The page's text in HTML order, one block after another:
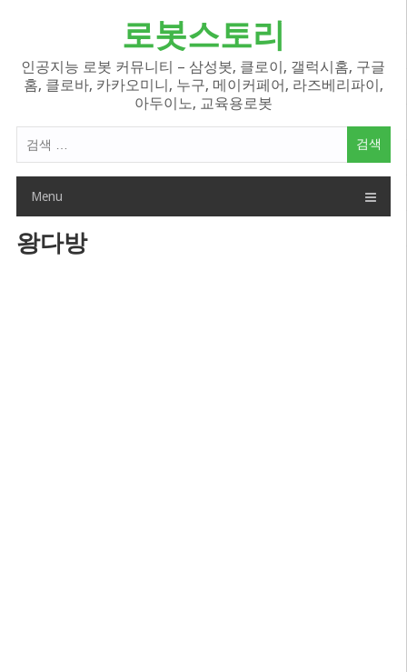
로봇스토리
인공지능 로봇 커뮤니티 – 삼성봇, 클로이, 갤럭시홈, 구글
홈, 클로바, 카카오미니, 누구, 메이커페어, 라즈베리파이,
아두이노, 교육용로봇
색
Menu
왕다방